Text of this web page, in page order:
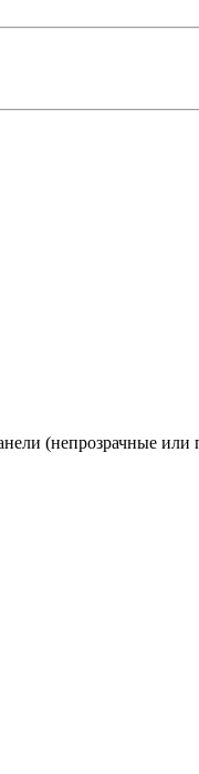
(непрозрачные или